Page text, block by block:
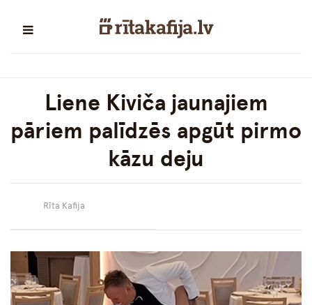
Liene Kiviča jaunajiem
pāriem palīdzēs apgūt pirmo
kāzu deju
Rīta Kafija